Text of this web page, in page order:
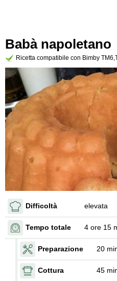
Babà napoletano
Ricetta compatibile con Bimby
Difficoltà elevata
Tempo totale 4 ore 15
Preparazione 20
Cottura 45